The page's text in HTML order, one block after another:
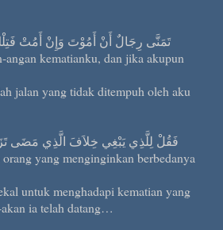
تَمَنَّى رِجَالٌ أَنْ أَمُوْتَ وَإِنْ أَمُتْ
angan kematianku, dan jika akupun
jalan yang tidak ditempuh oleh aku
فَقُلْ لِلَّذِي يَبْغِي خِلاَفَ الَّذِي مَضَى
yang menginginkan berbedanya
untuk menghadapi kematian yang
ia telah datang…